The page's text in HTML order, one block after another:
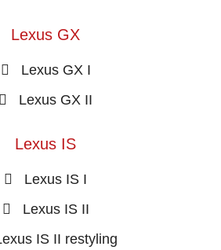
Lexus GX
Lexus GX I
Lexus GX II
Lexus IS
Lexus IS I
Lexus IS II
IS II restyling